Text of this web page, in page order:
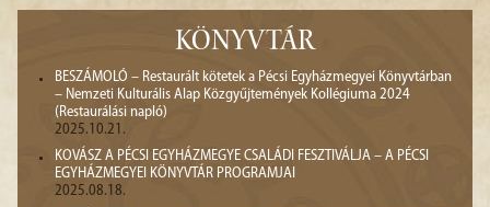
KÖNYVTÁR
BESZÁMOLÓ – Restaurált kötetek a Pécsi Egyházmegyei Könyvtárban
– Nemzeti Kulturális Alap Közgyűjtemények Kollégiuma 2024
(Restaurálási napló)
2025.10.21.
KOVÁSZ A PÉCSI EGYHÁZMEGYE CSALÁDI FESZTIVÁLJA – A PÉCSI
EGYHÁZMEGYEI KÖNYVTÁR PROGRAMJAI
2025.08.18.